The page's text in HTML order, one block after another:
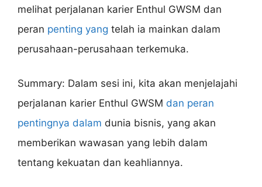
melihat perjalanan karier Enthul GWSM dan
peran penting yang telah ia mainkan dalam
perusahaan-perusahaan terkemuka.
Summary: Dalam sesi ini, kita akan menjelajahi
perjalanan karier Enthul GWSM dan peran
pentingnya dalam dunia bisnis, yang akan
memberikan wawasan yang lebih dalam
tentang kekuatan dan keahliannya.